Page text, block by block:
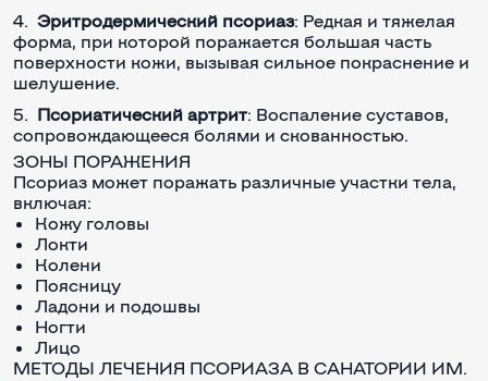
Эритродермический псориаз: Редкая и тяжелая
форма, при которой поражается большая часть
поверхности кожи, вызывая сильное покраснение и
шелушение.
Псориатический артрит: Воспаление суставов,
сопровождающееся болями и скованностью.
ЗОНЫ ПОРАЖЕНИЯ
Псориаз может поражать различные участки тела,
включая:
Кожу головы
Локти
Колени
Поясницу
Ладони и подошвы
Ногти
Лицо
МЕТОДЫ ЛЕЧЕНИЯ ПСОРИАЗА В САНАТОРИИ ИМ.